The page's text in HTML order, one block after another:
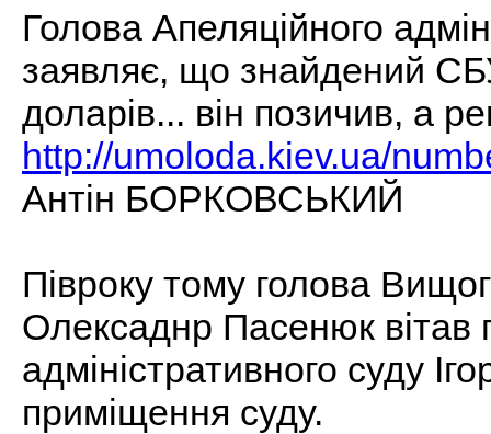
Голова Апеляційного
заявляє, що знайдений
доларів... він позичив, а
http://umoloda.kiev.ua/
Антін БОРКОВСЬКИЙ
Півроку тому голова
Олексаднр Пасенюк вітав
адміністративного суду
приміщення суду.